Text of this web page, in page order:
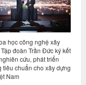
học công nghệ xây
đoàn Trần Đức ký kết
cứu, phát triển
tiêu chuẩn cho xây dựng
Nam